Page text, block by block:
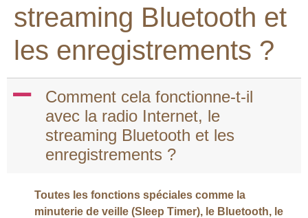
streaming Bluetooth et
les enregistrements ?
A
Comment cela fonctionne-t-il
avec la radio Internet, le
streaming Bluetooth et les
enregistrements ?
Toutes les fonctions spéciales comme la
minuterie de veille (Sleep Timer), le Bluetooth, le